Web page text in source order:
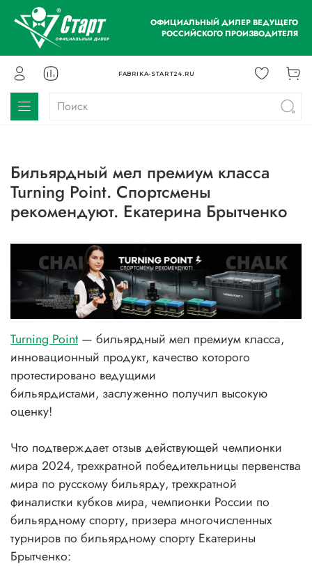
ОФИЦИАЛЬНЫЙ ДИЛЕР ВЕДУЩЕГО
РОССИЙСКОГО ПРОИЗВОДИТЕЛЯ
FABRIKA-START24.RU
Бильярдный мел премиум класса
Turning Point. Спортсмены
рекомендуют. Екатерина Брытченко
Turning Point— бильярдный мел премиум класса,
инновационный продукт, качество которого
протестировано ведущими
бильярдистами, заслуженно получил высокую
оценку!
Что подтверждает отзыв действующей чемпионки
мира 2024, трехкратной победительницы первенства
мира по русскому бильярду, трехкратной
финалистки кубков мира, чемпионки России по
бильярдному спорту, призера многочисленных
турниров по бильярдному спорту Екатерины
Брытченко: